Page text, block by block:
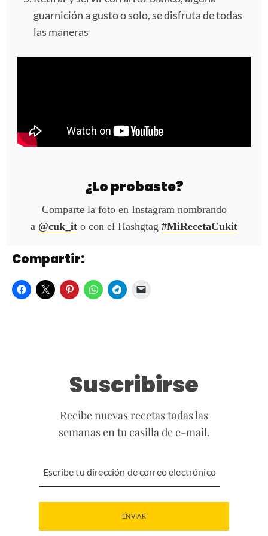
guarnición a gusto o solo, se disfruta de todas
las maneras
¿Lo probaste?
Comparte la foto en Instagram nombrando
a @cuk_it o con el Hashgtag #MiRecetaCukit
Compartir:
Suscribirse
Recibe nuevas recetas todas las
semanas en tu casilla de e-mail.